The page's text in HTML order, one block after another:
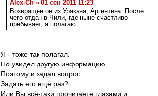
Alex-Ch » 01 сен 2011 11:23
Возвращен он из Уракана, Аргентина. После
чего отдан в Чили, где ныне счастливо
пребывает, я полагаю.
Я - тоже так полагал.
Но увидел другую информацию.
Поэтому и задал вопрос.
Задать его ещё раз?
Или Вы всё-таки прочитаете глазами и